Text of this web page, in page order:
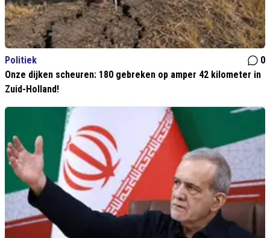
Politiek
0
Onze dijken scheuren: 180 gebreken op amper 42 kilometer in
Zuid-Holland!